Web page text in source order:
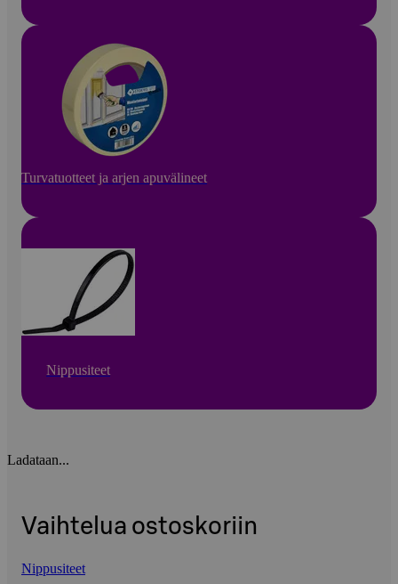
Turvatuotteet ja arjen apuvälineet
Nippusiteet
Ladataan...
Vaihtelua ostoskoriin
Nippusiteet